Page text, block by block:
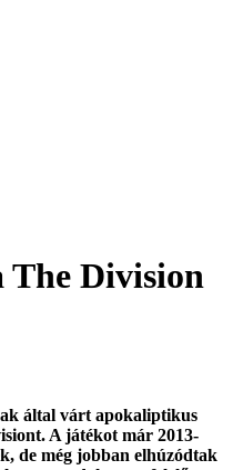
The Division
által várt apokaliptikus
A játékot már 2013-
de még jobban elhúzódtak